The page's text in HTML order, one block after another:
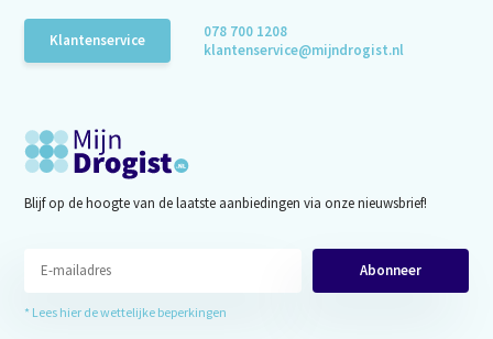
Klantenservice
078 700 1208
klantenservice@mijndrogist.nl
Blijf op de hoogte van de laatste aanbiedingen via onze nieuwsbrief!
Abonneer
* Lees hier de wettelijke beperkingen